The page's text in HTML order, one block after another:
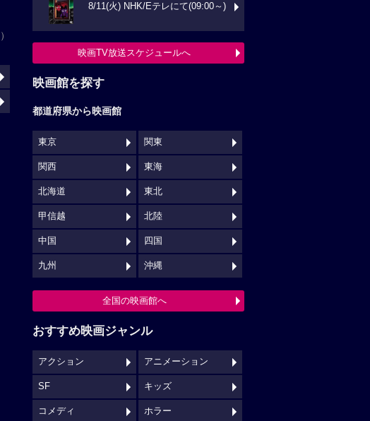
）
8/11(火) NHK/Eテレにて(09:00～)
映画TV放送スケジュールへ
映画館を探す
都道府県から映画館
東京 関東
関西 東海
北海道 東北
甲信越 北陸
中国 四国
九州 沖縄
全国の映画館へ
おすすめ映画ジャンル
アクション アニメーション
SF キッズ
コメディ ホラー